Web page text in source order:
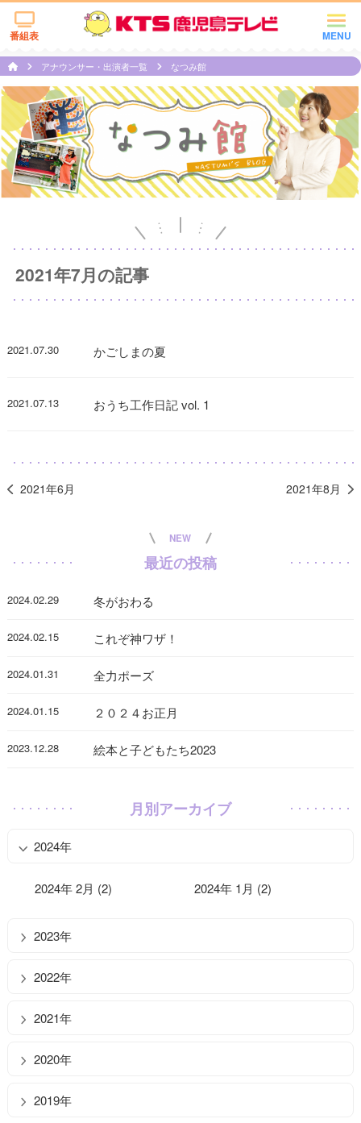
MENU
番組表
アナウンサー・出演者一覧 なつみ館
2021年7月の記事
2021.07.30 かごしまの夏
2021.07.13 おうち工作日記 vol. 1
2021年6月 2021年8月
NEW
最近の投稿
2024.02.29 冬がおわる
2024.02.15 これぞ神ワザ！
2024.01.31 全力ポーズ
2024.01.15 ２０２４お正月
2023.12.28 絵本と子どもたち2023
月別アーカイブ
2024年
2024年 2月 (2) 2024年 1月 (2)
2023年
2022年
2021年
2020年
2019年